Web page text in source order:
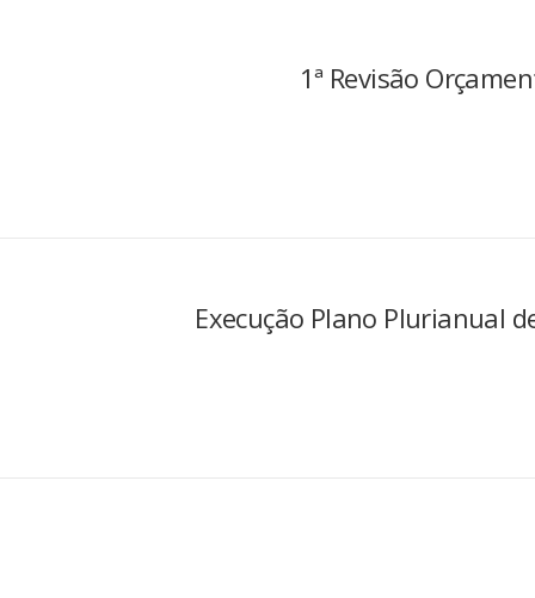
1ª Revisão
Execução Plano Plurianual